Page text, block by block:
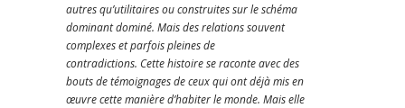
autres qu’utilitaires ou construites sur le schéma
dominant dominé. Mais des relations souvent
complexes et parfois pleines de
contradictions. Cette histoire se raconte avec des
bouts de témoignages de ceux qui ont déjà mis en
œuvre cette manière d’habiter le monde. Mais elle